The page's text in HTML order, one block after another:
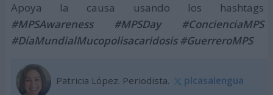
Apoya la causa usando los hashtags
#MPSAwareness #MPSDay #ConcienciaMPS
#DíaMundialMucopolisacaridosis #GuerreroMPS
Patricia López. Periodista.
plcasalengua